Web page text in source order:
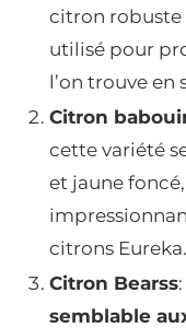
citron robuste
utilisé pour
l’on trouve en
Citron
cette variété
et jaune
citrons Eureka.
Citron Bearss
semblable